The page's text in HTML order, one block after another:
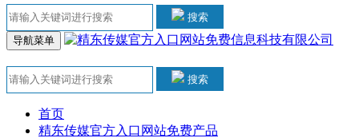
搜索
导航菜单
搜索
首页
精东传媒官方入口网站免费产品